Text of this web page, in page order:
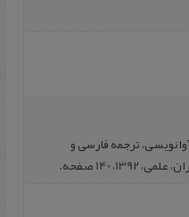
ترجمه فارسی و
140 صفحه.